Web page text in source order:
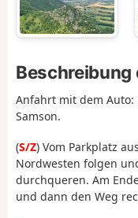
Anfahrt mit dem Auto:
Samson.
(S/Z) Vom Parkplatz
Nordwesten folgen
durchqueren. Am
und dann den Weg